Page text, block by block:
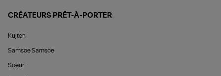
CRÉATEURS PRÊT-À-PORTER
Kujten
Samsoe Samsoe
Soeur